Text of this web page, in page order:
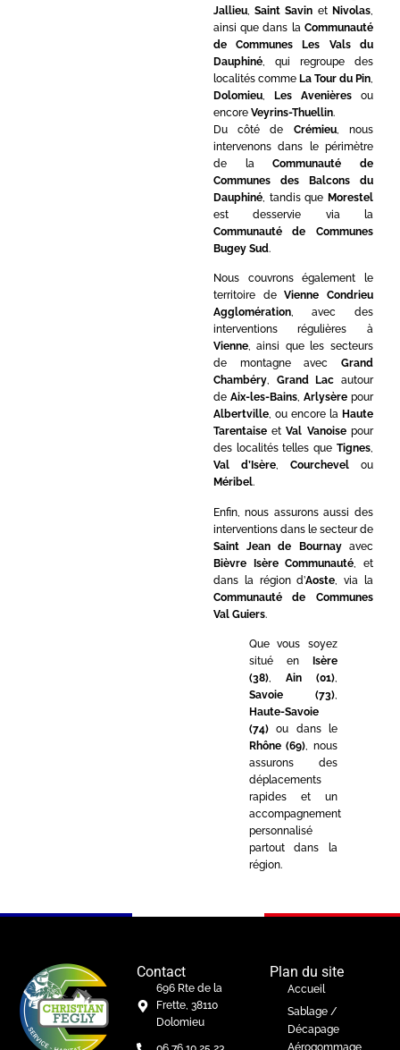
Jallieu,Saint Savin et Nivolas
ainsi que dans la Communauté
de Communes Les Vals du
Dauphiné, qui regroupe des
localités comme La Tour du Pin
Dolomieu, Les Avenièresou
encore Veyrins-Thuellin.
Du côté de Crémieu, nous
intervenons dans le périmètre
de laCommunauté de
Communes des Balcons du
Dauphiné, tandis que Morestel
est desservie via la
Communauté de Communes
Bugey Sud.
Nous couvrons également le
territoire deVienne Condrieu
Agglomération, avec des
interventions régulières à
Vienne, ainsi que les secteurs
de montagne avec Grand
Chambéry, Grand Lac autour
de Aix-les-Bains, Arlysèrepour
Albertville, ou encore la Haute
TarentaiseetVal Vanoisepour
des localités telles que Tignes,
Val d’Isère, Courchevelou
Méribel.
Enfin, nous assurons aussi des
interventions dans le secteur de
Saint Jean de Bournayavec
Bièvre Isère Communauté , et
dans la région d’Aoste , via la
Communauté de Communes
Val Guiers.
Que vous soyez
situé en
Isère
(38), Ain (01),
Savoie (73),
Haute-Savoie
(74)ou dans le
Rhône (69), nous
assurons des
déplacements
rapides et un
accompagnement
personnalisé
partout dans la
région.
Contact
696 Rte de la
Frette, 38110
Dolomieu
Plan du site
Accueil
Sablage /
Décapage